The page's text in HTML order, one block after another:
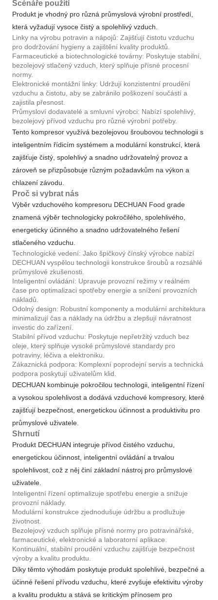
Scénáře použití
Produkt je vhodný pro různá průmyslová výrobní prostředí,
která vyžadují vysoce čistý a spolehlivý vzduch.
Linky na výrobu potravin a nápojů: Zajišťují čistotu vzduchu
pro dodržování hygieny a zajištění kvality produktů.
Farmaceutické a biotechnologické továrny: Poskytuje stabilní,
bezolejový stlačený vzduch, který splňuje přísné procesní
normy.
Elektronické montážní linky: Udržují konzistentní proudění
vzduchu a čistotu, aby se zabránilo poškození součástí a
zajistila přesnost.
Průmysloví dodavatelé a smluvní výrobci: Nabízí spolehlivý,
bezolejový přívod vzduchu pro různé výrobní potřeby.
Tento kompresor využívá bezolejovou šroubovou technologii s
inteligentním řídicím systémem a modulární konstrukcí, která
zajišťuje čistý, spolehlivý a snadno udržovatelný provoz a
zároveň se přizpůsobuje různým požadavkům na výkon a
chlazení závodu.
Proč si vybrat nás
Výběr vzduchového kompresoru DECHUAN Food grade
znamená výběr technologicky pokročilého, spolehlivého,
energeticky účinného a snadno udržovatelného řešení
stlačeného vzduchu.
Technologické vedení: Jako špičkový čínský výrobce nabízí
DECHUAN vyspělou technologii konstrukce šroubů a rozsáhlé
průmyslové zkušenosti.
Inteligentní ovládání: Upravuje provozní režimy v reálném
čase pro optimalizaci spotřeby energie a snížení provozních
nákladů.
Odolný design: Robustní komponenty a modulární architektura
minimalizují čas a náklady na údržbu a zlepšují návratnost
investic do zařízení.
Stabilní přívod vzduchu: Poskytuje nepřetržitý vzduch bez
oleje, který splňuje vysoké průmyslové standardy pro
potraviny, léčiva a elektroniku.
Zákaznická podpora: Komplexní poprodejní servis a technická
podpora poskytují uživatelům klid.
DECHUAN kombinuje pokročilou technologii, inteligentní řízení
a vysokou spolehlivost a dodává vzduchové kompresory, které
zajišťují bezpečnost, energetickou účinnost a produktivitu pro
průmyslové uživatele.
Shrnutí
Produkt DECHUAN integruje přívod čistého vzduchu,
energetickou účinnost, inteligentní ovládání a trvalou
spolehlivost, což z něj činí základní nástroj pro průmyslové
uživatele.
Inteligentní řízení optimalizuje spotřebu energie a snižuje
provozní náklady.
Modulární konstrukce zjednodušuje údržbu a prodlužuje
životnost.
Bezolejový vzduch splňuje přísné normy pro potravinářské,
farmaceutické, elektronické a laboratorní aplikace.
Kontinuální, stabilní proudění vzduchu zajišťuje bezpečnost
výroby a kvalitu produktu.
Díky těmto výhodám poskytuje produkt spolehlivé, bezpečné a
účinné řešení přívodu vzduchu, které zvyšuje efektivitu výroby
a kvalitu produktu a stává se kritickým přínosem pro